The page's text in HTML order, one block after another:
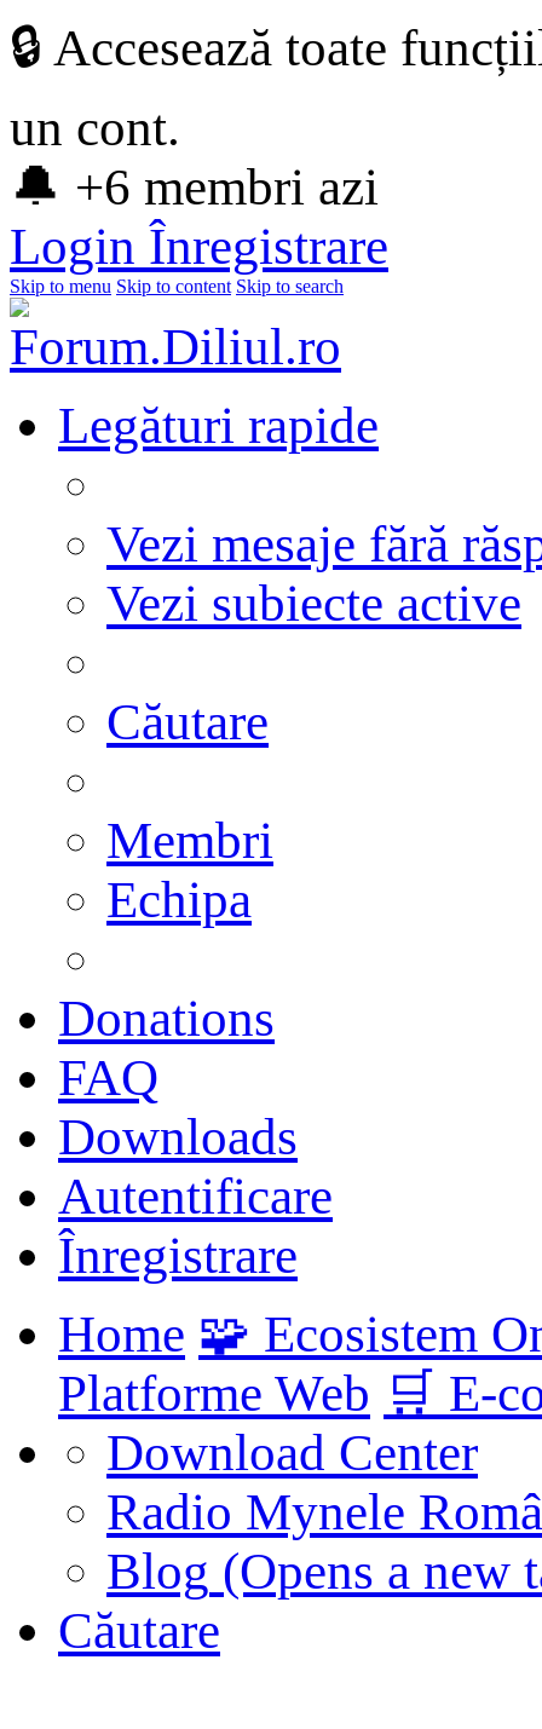
🔒 Accesează toate
un cont.
🔔 +6 membri azi
Login Înregistrare
Skip to menu Skip to content Skip to search
Legături rapide
Vezi mesaje fără
Vezi subiecte active
Căutare
Membri
Echipa
Donations
FAQ
Downloads
Autentificare
Înregistrare
Home 🧩 Ecosistem
Platforme Web 🛒 E-
Download Center
Radio Mynele
Blog (Opens a new
Căutare